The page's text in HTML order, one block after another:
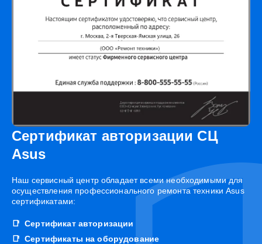
Сертификат авторизации СЦ
Asus
Наш сервисный центр обладает всеми необходимыми для
осуществления профессионального ремонта техники Asus
сертификатами:
Сертификат авторизации
Сертификаты на оборудование